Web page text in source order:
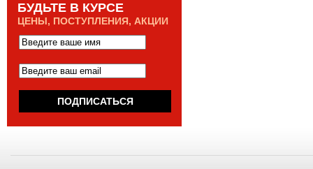
БУДЬТЕ В КУРСЕ
ЦЕНЫ, ПОСТУПЛЕНИЯ, АКЦИИ